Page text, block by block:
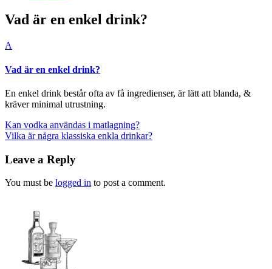
Vad är en enkel drink?
A
Vad är en enkel drink?
En enkel drink består ofta av få ingredienser, är lätt att blanda, &
kräver minimal utrustning.
Post
navigation
Kan vodka användas i matlagning?
Vilka är några klassiska enkla drinkar?
Leave a Reply
You must be logged in to post a comment.